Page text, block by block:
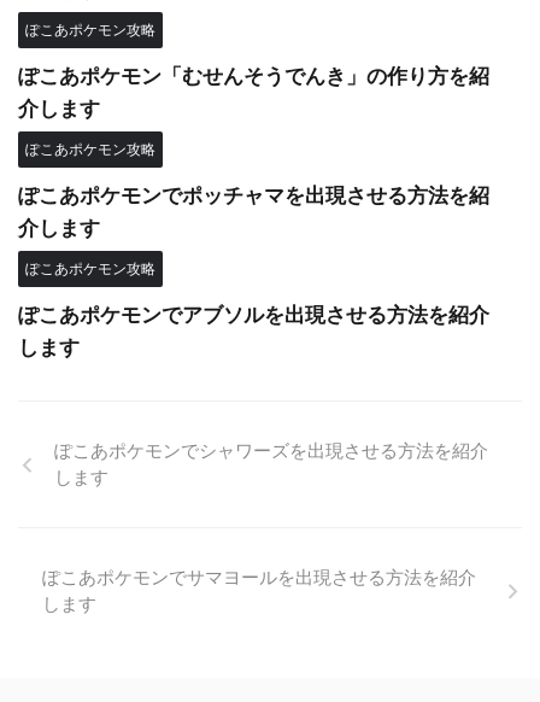
ぽこあポケモン攻略
ぽこあポケモン「むせんそうでんき」の作り方を紹
介します
ぽこあポケモン攻略
ぽこあポケモンでポッチャマを出現させる方法を紹
介します
ぽこあポケモン攻略
ぽこあポケモンでアブソルを出現させる方法を紹介
します
ぽこあポケモンでシャワーズを出現させる方法を紹介
します
ぽこあポケモンでサマヨールを出現させる方法を紹介
します